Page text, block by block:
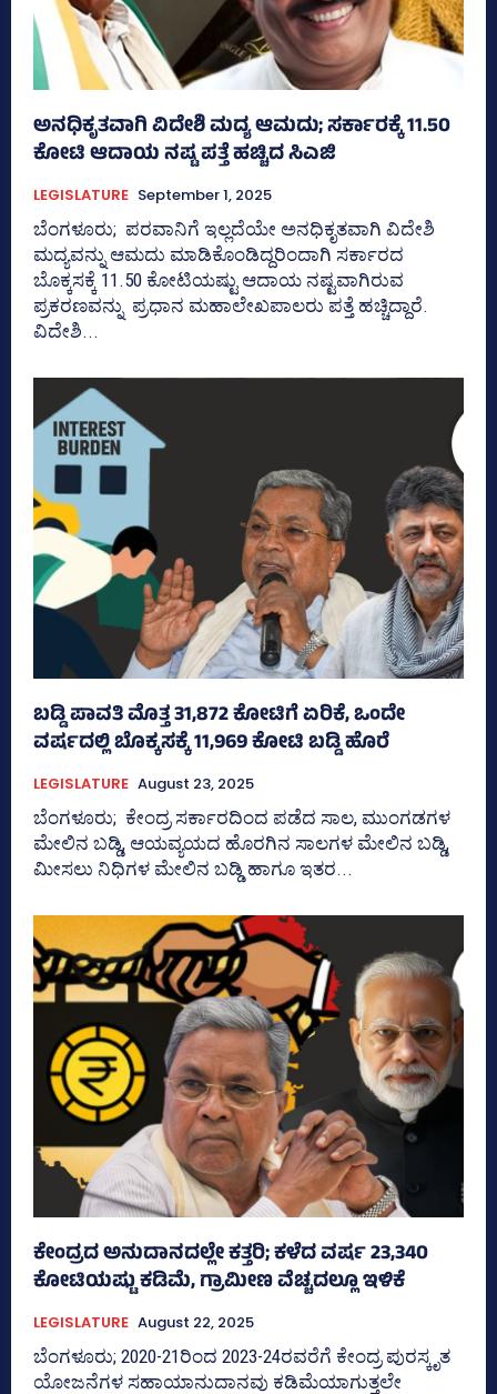
ಅನಧಿಕೃತವಾಗಿ ವಿದೇಶಿ ಮದ್ಯ ಆಮದು; ಸರ್ಕಾರಕ್ಕೆ 11.50
ಕೋಟಿ ಆದಾಯ ನಷ್ಟ ಪತ್ತೆ ಹಚ್ಚಿದ ಸಿಎಜಿ
LEGISLATURE September 1, 2025
ಬೆಂಗಳೂರು; ಪರವಾನಿಗೆ ಇಲ್ಲದೆಯೇ ಅನಧಿಕೃತವಾಗಿ ವಿದೇಶಿ
ಮದ್ಯವನ್ನು ಆಮದು ಮಾಡಿಕೊಂಡಿದ್ದರಿಂದಾಗಿ ಸರ್ಕಾರದ
ಬೊಕ್ಕಸಕ್ಕೆ 11.50 ಕೋಟಿಯಷ್ಟು ಆದಾಯ ನಷ್ಟವಾಗಿರುವ
ಪ್ರಕರಣವನ್ನು ಪ್ರಧಾನ ಮಹಾಲೇಖಪಾಲರು ಪತ್ತೆ ಹಚ್ಚಿದ್ದಾರೆ.
ವಿದೇಶಿ...
ಬಡ್ಡಿ ಪಾವತಿ ಮೊತ್ತ 31,872 ಕೋಟಿಗೆ ಏರಿಕೆ, ಒಂದೇ
ವ‍ರ್ಷದಲ್ಲಿ ಬೊಕ್ಕಸಕ್ಕೆ 11,969 ಕೋಟಿ ಬಡ್ಡಿ ಹೊರೆ
LEGISLATURE August 23, 2025
ಬೆಂಗಳೂರು; ಕೇಂದ್ರ ಸರ್ಕಾರದಿಂದ ಪಡೆದ ಸಾಲ, ಮುಂಗಡಗಳ
ಮೇಲಿನ ಬಡ್ಡಿ, ಆಯವ್ಯಯದ ಹೊರಗಿನ ಸಾಲಗಳ ಮೇಲಿನ ಬಡ್ಡಿ,
ಮೀಸಲು ನಿಧಿಗಳ ಮೇಲಿನ ಬಡ್ಡಿ ಹಾಗೂ ಇತರ...
ಕೇಂದ್ರದ ಅನುದಾನದಲ್ಲೇ ಕತ್ತರಿ; ಕಳೆದ ವರ್ಷ 23,340
ಕೋಟಿಯಷ್ಟು ಕಡಿಮೆ, ಗ್ರಾಮೀಣ ವೆಚ್ಚದಲ್ಲೂ ಇಳಿಕೆ
LEGISLATURE August 22, 2025
ಬೆಂಗಳೂರು; 2020-21ರಿಂದ 2023-24ರವರೆಗೆ ಕೇಂದ್ರ ಪುರಸ್ಕೃತ
ಯೋಜನೆಗಳ ಸಹಾಯಾನುದಾನವು ಕಡಿಮೆಯಾಗುತ್ತಲೇ